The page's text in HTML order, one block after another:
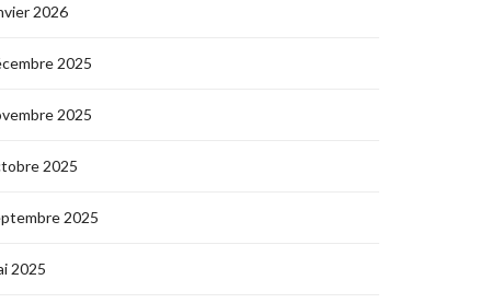
2026
2025
2025
2025
2025
2025